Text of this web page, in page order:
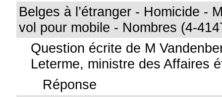
Belges à l’étranger - Homicide -
vol pour mobile - Nombres (4-
Question écrite de M
Leterme, ministre des Affaires
Réponse